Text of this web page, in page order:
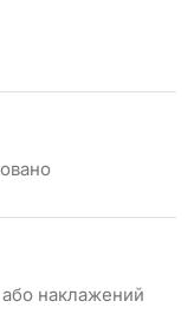
наклажений